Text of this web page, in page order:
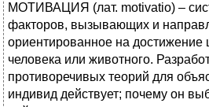
МОТИВАЦИЯ (лат. motivatio) –
факторов, вызывающих и
ориентированное на достижение
человека или животного.
противоречивых теорий для
индивид действует; почему он